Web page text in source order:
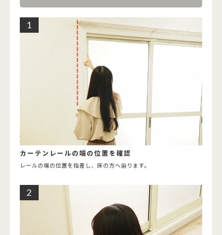
カーテンレールの端の位置を確認
レールの端の位置を指差し、床の方へ辿ります。